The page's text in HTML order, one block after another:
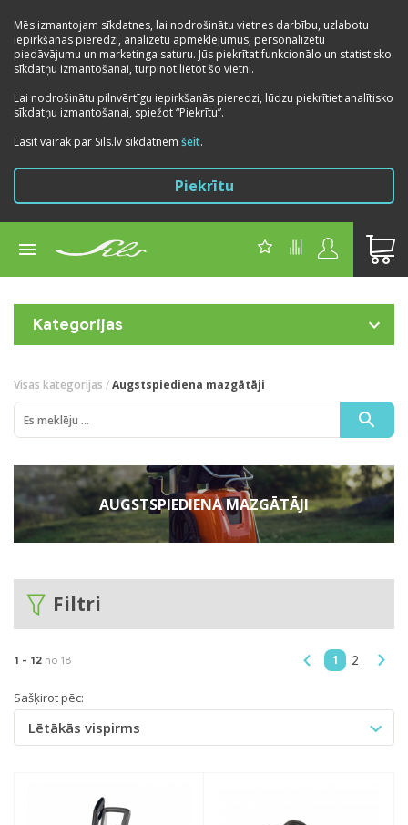
Mēs izmantojam sīkdatnes, lai nodrošinātu vietnes darbību, uzlabotu
iepirkšanās pieredzi, analizētu apmeklējumus, personalizētu
piedāvājumu un marketinga saturu. Jūs piekrītat funkcionālo un statistisko
sīkdatņu izmantošanai, turpinot lietot šo vietni.
Lai nodrošinātu pilnvērtīgu iepirkšanās pieredzi, lūdzu piekrītiet analītisko
sīkdatņu izmantošanai, spiežot “Piekrītu”.
Lasīt vairāk par Sils.lv sīkdatnēm šeit.
Piekrītu
Kategorijas
Visas kategorijas /Augstspiediena mazgātāji
AUGSTSPIEDIENA MAZGĀTĀJI
Filtri
1 - 12 no 18 1 2
Sašķirot pēc:
Lētākās vispirms